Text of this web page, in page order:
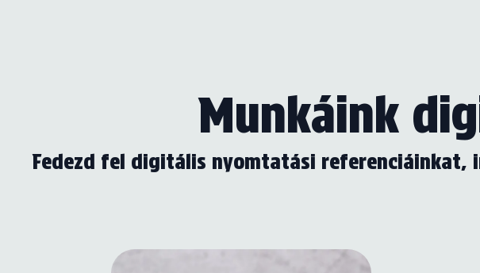
Munkáink
Fedezd fel digitális nyomtatási referenciáinkat,